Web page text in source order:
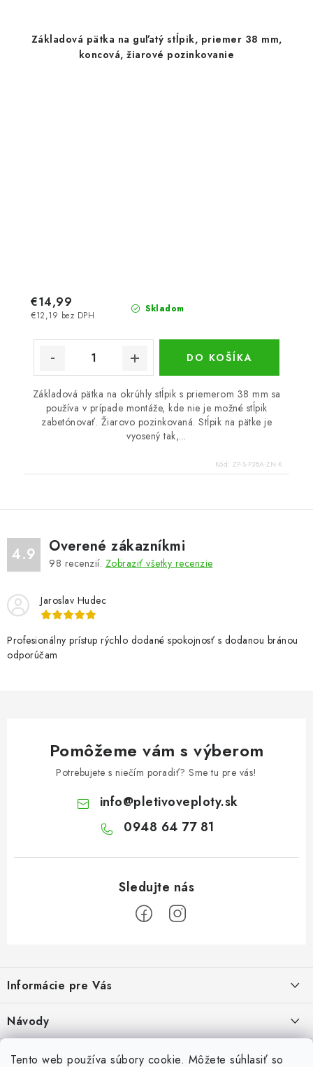
Tento web používa súbory cookie. Môžete súhlasiť so
Základová pätka na guľatý stĺpik, priemer 38 mm,
koncová, žiarové pozinkovanie
Skladom
€12,19 bez DPH
€14,99
DO KOŠÍKA
Základová pätka na okrúhly stĺpik s priemerom 38 mm sa
používa v prípade montáže, kde nie je možné stĺpik
zabetónovať. Žiarovo pozinkovaná. Stĺpik na pätke je
vyosený tak,...
Kód: ZP-S-P38A-ZN-K
4.9 Overené zákazníkmi
98 recenzií. Zobraziť všetky recenzie
Jaroslav Hudec
Profesionálny prístup rýchlo dodané spokojnosť s dodanou bránou
odporúčam
Pomôžeme vám s výberom
Potrebujete s niečím poradiť? Sme tu pre vás!
info@pletivoveploty.sk
0948 64 77 81
p
ä
t
Informácie pre Vás
Návody
10.9.2024
Overené zákazníkmi